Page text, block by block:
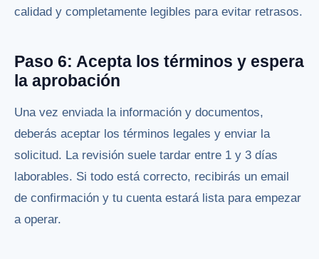
calidad y completamente legibles para evitar retrasos.
Paso 6: Acepta los términos y espera
la aprobación
Una vez enviada la información y documentos,
deberás aceptar los términos legales y enviar la
solicitud. La revisión suele tardar entre 1 y 3 días
laborables. Si todo está correcto, recibirás un email
de confirmación y tu cuenta estará lista para empezar
a operar.